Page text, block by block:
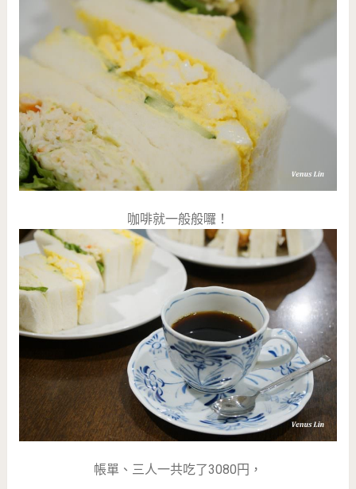
咖啡就一般般囉！
帳單、三人一共吃了3080円，